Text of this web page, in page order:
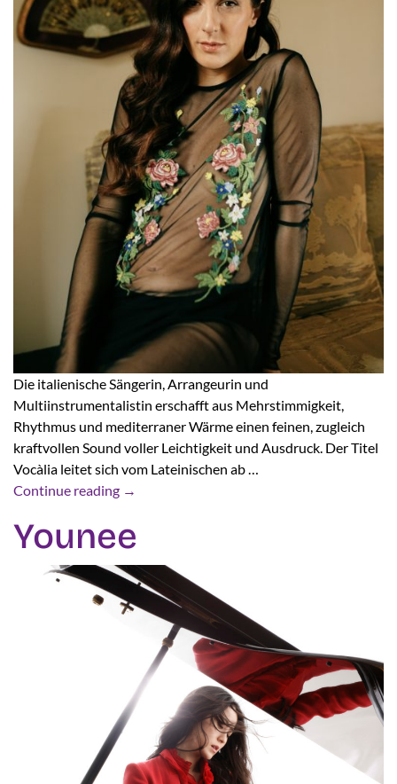
Die italienische Sängerin, Arrangeurin und
Multiinstrumentalistin erschafft aus Mehrstimmigkeit,
Rhythmus und mediterraner Wärme einen feinen, zugleich
kraftvollen Sound voller Leichtigkeit und Ausdruck. Der Titel
Vocàlia leitet sich vom Lateinischen ab …
Continue reading →
Younee